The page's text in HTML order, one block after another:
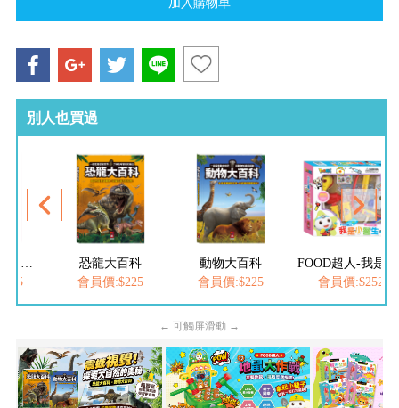
別人也買過
恐龍大百科
會員價:$225
動物大百科
會員價:$225
會員價:$252
← 可觸屏滑動 →